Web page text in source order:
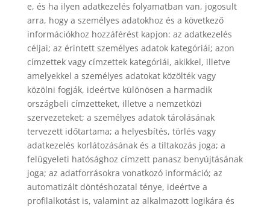
e, és ha ilyen adatkezelés folyamatban van, jogosult
arra, hogy a személyes adatokhoz és a következő
információkhoz hozzáférést kapjon: az adatkezelés
céljai; az érintett személyes adatok kategóriái; azon
címzettek vagy címzettek kategóriái, akikkel, illetve
amelyekkel a személyes adatokat közölték vagy
közölni fogják, ideértve különösen a harmadik
országbeli címzetteket, illetve a nemzetközi
szervezeteket; a személyes adatok tárolásának
tervezett időtartama; a helyesbítés, törlés vagy
adatkezelés korlátozásának és a tiltakozás joga; a
felügyeleti hatósághoz címzett panasz benyújtásának
joga; az adatforrásokra vonatkozó információ; az
automatizált döntéshozatal ténye, ideértve a
profilalkotást is, valamint az alkalmazott logikára és